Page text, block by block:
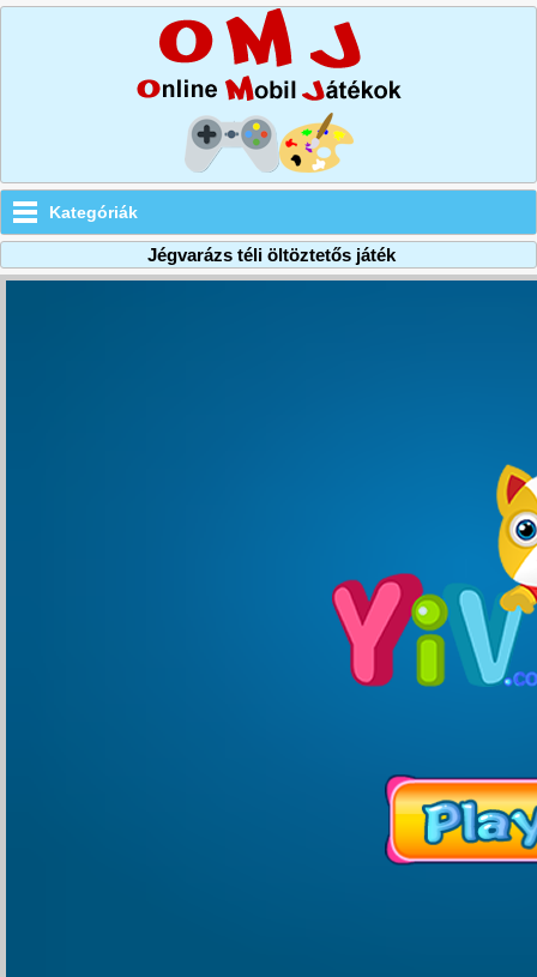
Kategóriák
Jégvarázs téli öltöztetős játék